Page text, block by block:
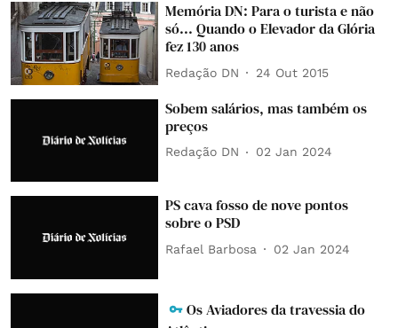
Memória DN: Para o turista e não
só... Quando o Elevador da Glória
fez 130 anos
Redação DN 24 Out 2015
Sobem salários, mas também os
preços
Redação DN 02 Jan 2024
PS cava fosso de nove pontos
sobre o PSD
Rafael Barbosa 02 Jan 2024
Os Aviadores da travessia do